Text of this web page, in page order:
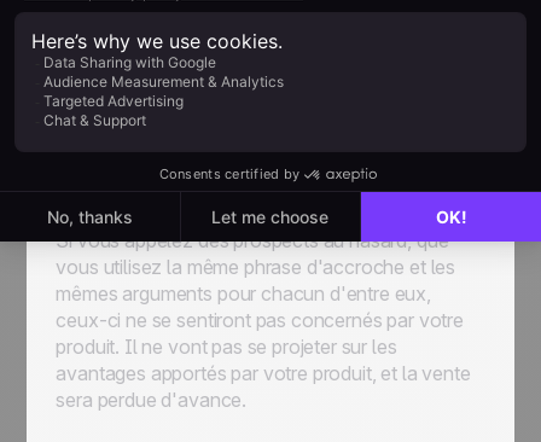
le point de… »
Cela montre votre réel intérêt pour leur entreprise,
tout en laissant entendre que vos
recommandations peuvent être utiles.
Ne pas préparer son appel
Si vous appelez des prospects au hasard, que
vous utilisez la même phrase d'accroche et les
mêmes arguments pour chacun d'entre eux,
ceux-ci ne se sentiront pas concernés par votre
produit. Il ne vont pas se projeter sur les
avantages apportés par votre produit, et la vente
sera perdue d'avance.